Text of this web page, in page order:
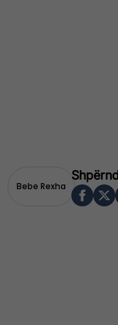
Bebe Rexha